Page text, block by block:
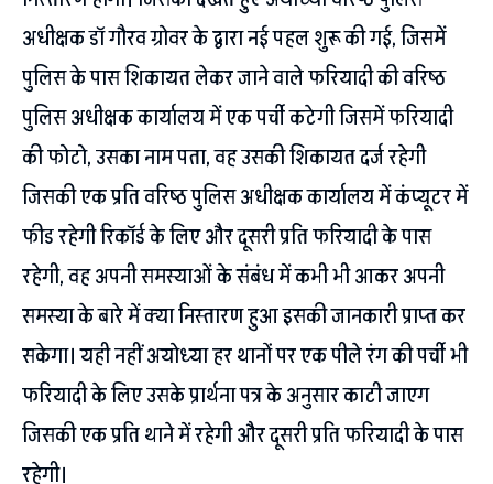
अधीक्षक डॉ गौरव ग्रोवर के द्वारा नई पहल शुरू की गई, जिसमें
पुलिस के पास शिकायत लेकर जाने वाले फरियादी की वरिष्ठ
पुलिस अधीक्षक कार्यालय में एक पर्ची कटेगी जिसमें फरियादी
की फोटो, उसका नाम पता, वह उसकी शिकायत दर्ज रहेगी
जिसकी एक प्रति वरिष्ठ पुलिस अधीक्षक कार्यालय में कंप्यूटर में
फीड रहेगी रिकॉर्ड के लिए और दूसरी प्रति फरियादी के पास
रहेगी, वह अपनी समस्याओं के संबंध में कभी भी आकर अपनी
समस्या के बारे में क्या निस्तारण हुआ इसकी जानकारी प्राप्त कर
सकेगा। यही नहीं अयोध्या हर थानों पर एक पीले रंग की पर्ची भी
फरियादी के लिए उसके प्रार्थना पत्र के अनुसार काटी जाएग
जिसकी एक प्रति थाने में रहेगी और दूसरी प्रति फरियादी के पास
रहेगी।